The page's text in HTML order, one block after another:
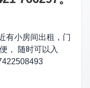
有小房间出租，门
， 随时可以入